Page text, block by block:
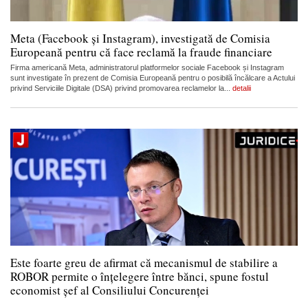
Meta (Facebook și Instagram), investigată de Comisia
Europeană pentru că face reclamă la fraude financiare
Firma americană Meta, administratorul platformelor sociale Facebook și Instagram
sunt investigate în prezent de Comisia Europeană pentru o posibilă încălcare a Actului
privind Serviciile Digitale (DSA) privind promovarea reclamelor la... detalii
Este foarte greu de afirmat că mecanismul de stabilire a
ROBOR permite o înțelegere între bănci, spune fostul
economist șef al Consiliului Concurenței